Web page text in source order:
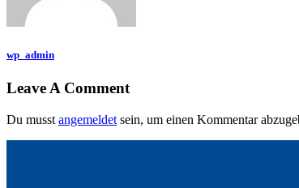
wp_admin
Leave A Comment
Du musst angemeldet sein, um einen Kommentar